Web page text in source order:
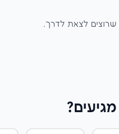
שרוצים לצאת לדרך.